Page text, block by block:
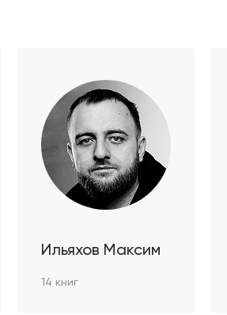
Ильяхов Максим
14 книг